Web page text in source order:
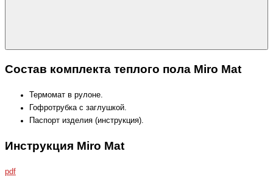
Состав комплекта теплого пола Miro Mat
Термомат в рулоне.
Гофротрубка с заглушкой.
Паспорт изделия (инструкция).
Инструкция Miro Mat
pdf